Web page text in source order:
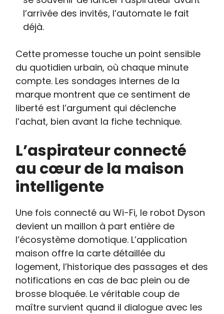
l’arrivée des invités, l’automate le fait
déjà.
Cette promesse touche un point sensible
du quotidien urbain, où chaque minute
compte. Les sondages internes de la
marque montrent que ce sentiment de
liberté est l’argument qui déclenche
l’achat, bien avant la fiche technique.
L’aspirateur connecté
au cœur de la maison
intelligente
Une fois connecté au Wi-Fi, le robot Dyson
devient un maillon à part entière de
l’écosystème domotique. L’application
maison offre la carte détaillée du
logement, l’historique des passages et des
notifications en cas de bac plein ou de
brosse bloquée. Le véritable coup de
maître survient quand il dialogue avec les